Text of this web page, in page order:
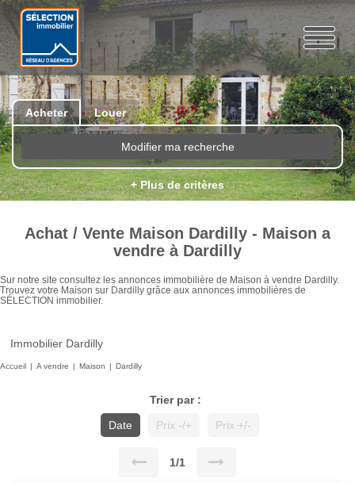
Acheter Louer
Modifier ma recherche
+ Plus de critères
Achat / Vente Maison Dardilly - Maison a
vendre à Dardilly
Sur notre site consultez les annonces immobilière de Maison à vendre Dardilly.
Trouvez votre Maison sur Dardilly grâce aux annonces immobilières de
SÉLECTION immobilier.
Immobilier Dardilly
Accueil A vendre Maison Dardilly
Trier par :
Date
Prix -/+ Prix +/-
1/1